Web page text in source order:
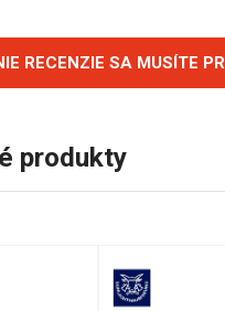
RECENZIE SA MUSÍTE
produkty